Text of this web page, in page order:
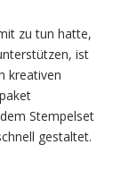
zu tun hatte,
ist
kreativen
Stempelset
gestaltet.